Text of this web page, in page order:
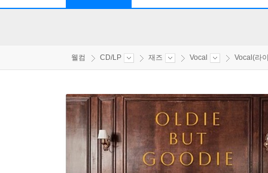
웰컴 CD/LP 재즈 Vocal Vocal(라